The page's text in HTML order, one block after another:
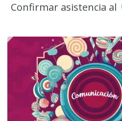
Confirmar asistencia al